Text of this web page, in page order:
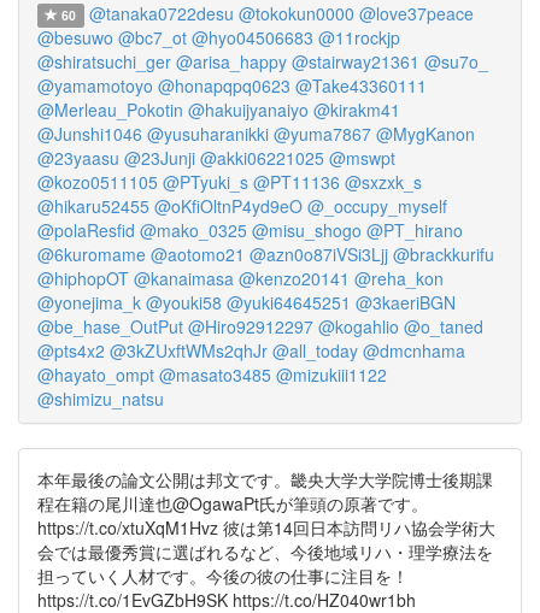
60 @tanaka0722desu @tokokun0000 @love37peace
@besuwo @bc7_ot @hyo04506683 @11rockjp
@shiratsuchi_ger @arisa_happy @stairway21361 @su7o_
@yamamotoyo @honapqpq0623 @Take43360111
@Merleau_Pokotin @hakuijyanaiyo @kirakm41
@Junshi1046 @yusuharanikki @yuma7867 @MygKanon
@23yaasu @23Junji @akki06221025 @mswpt
@kozo0511105 @PTyuki_s @PT11136 @sxzxk_s
@hikaru52455 @oKfiOltnP4yd9eO @_occupy_myself
@polaResfid @mako_0325 @misu_shogo @PT_hirano
@6kuromame @aotomo21 @azn0o87iVSi3Ljj @brackkurifu
@hiphopOT @kanaimasa @kenzo20141 @reha_kon
@yonejima_k @youki58 @yuki64645251 @3kaeriBGN
@be_hase_OutPut @Hiro92912297 @kogahlio @o_taned
@pts4x2 @3kZUxftWMs2qhJr @all_today @dmcnhama
@hayato_ompt @masato3485 @mizukiii1122
@shimizu_natsu
本年最後の論文公開は邦文です。畿央大学大学院博士後期課
程在籍の尾川達也@OgawaPt氏が筆頭の原著です。
https://t.co/xtuXqM1Hvz 彼は第14回日本訪問リハ協会学術大
会では最優秀賞に選ばれるなど、今後地域リハ・理学療法を
担っていく人材です。今後の彼の仕事に注目を！
https://t.co/1EvGZbH9SK https://t.co/HZ040wr1bh